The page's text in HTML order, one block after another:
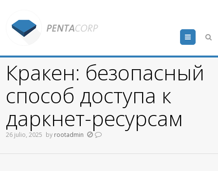
Menu
Кракен: безопасный
способ доступа к
даркнет-ресурсам
26 julio, 2025 by rootadmin